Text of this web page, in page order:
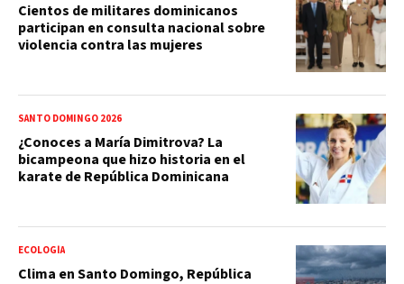
Cientos de militares dominicanos
participan en consulta nacional sobre
violencia contra las mujeres
SANTO DOMINGO 2026
¿Conoces a María Dimitrova? La
bicampeona que hizo historia en el
karate de República Dominicana
ECOLOGÍA
Clima en Santo Domingo, República